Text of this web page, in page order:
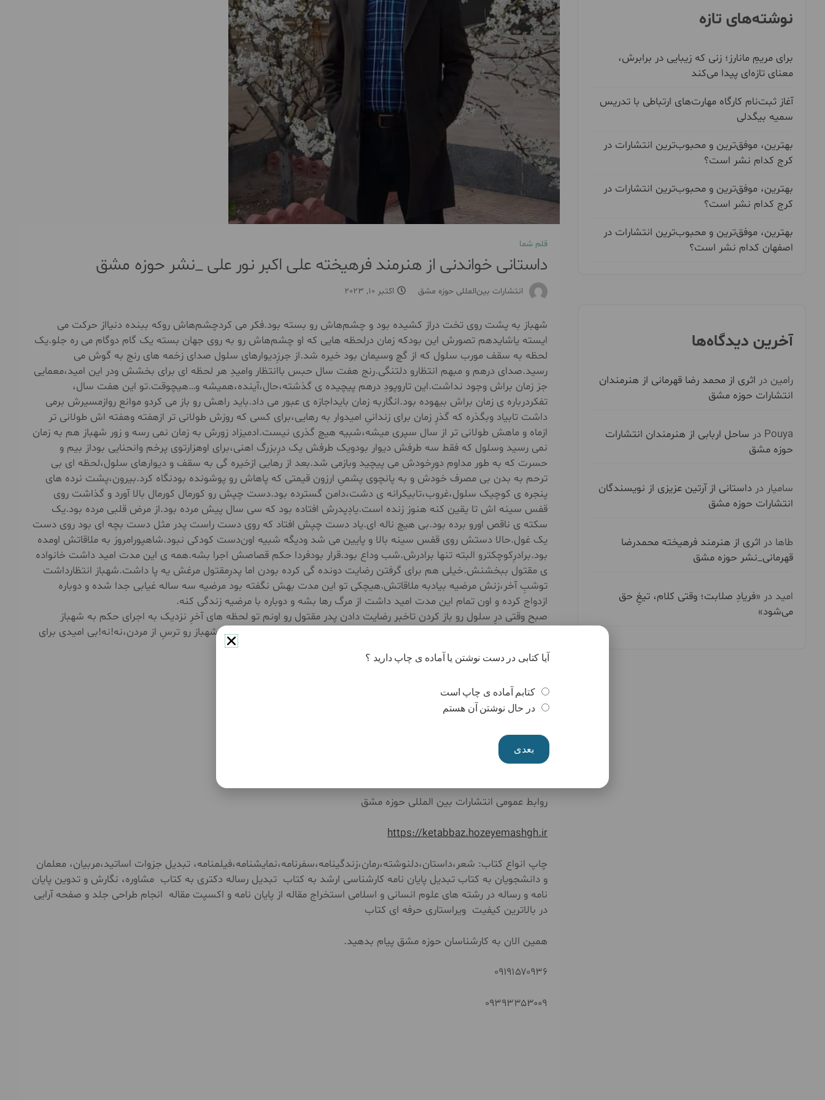
قلم شما
داستانی خواندنی از هنرمند فرهیخته علی اکبر نور علی _نشر حوزه مشق
انتشارات بین‌المللی حوزه مشق اکتبر 10, 2023
شهباز به پشت روی تخت دراز کشیده بود و چشم‌هاش رو بسته بود.فکر می کردچشم‌هاش روکه ببنده دنیااز حرکت می
ایسته یاشایدهم تصورش این بودکه زمان درلحظه هایی که او چشم‌هاش رو به روی جهان بسته یک گام دوگام می ره جلو.یک
لحظه به سقف مورب سلول که از گچ وسیمان بود خیره شد.از جرزِدیوارهای سلول صدای زخمه های رنج به گوش می
رسید.صدای درهم و مبهم انتظارو دلتنگی.رنج هفت سال حبس باانتظار وامیدِ هر لحظه ای برای بخشش ودر این امید،معمایی
جز زمان براش وجود نداشت.این تاروپودِ درهم پیچیده ی گذشته،حال،آینده،همیشه و…هیچوقت.تو این هفت سال،
تفکردرباره ی زمان براش بیهوده بود.انگاربه زمان بایداجازه ی عبور می داد.باید راهش رو باز می کردو موانع روازمسیرش برمی
داشت تابیاد وبگذره که گذرِ زمان برای زندانیِ امیدوار به رهایی،برای کسی که روزش طولانی تر ازهفته وهفته اش طولانی تر
ازماه و ماهش طولانی تر از سال سپری میشه،شبیه هیچ گذری نیست.ادمیزاد زورش به زمان نمی رسه و زور شهباز هم به زمان
نمی رسید وسلول که فقط سه طرفش دیوار بودویک طرفش یک درِبزرگ اهنی،برای اوهزارتوی پرخم وانحنایی بوداز بیم و
حسرت که به طور مداوم دورِخودش می پیچید وبازمی شد.بعد از رهایی ازخیره گی به سقف و دیوارهای سلول،لحظه ای بی
ترحم به بدن بی مصرف خودش و به پانچوی پشمیِ ارزون قیمتی که پاهاش رو پوشونده بودنگاه کرد.بیرون،پشت نرده های
پنجره ی کوچیک سلول،غروب،تابیکرانه ی دشت،دامن گسترده بود.دست چپش رو کورمال کورمال بالا آورد و گذاشت روی
قفس سینه اش تا یقین کنه هنوز زنده است.یادِپدرش افتاده بود که سی سال پیش مرده بود.از مرض قلبی مرده بود.یک
سکته ی ناقص اورو برده بود.بی هیچ ناله ای.یاد دست چپش افتاد که روی دست راست پدر مثل دست بچه ای بود روی دست
یک غول.حالا دستش روی قفس سینه بالا و پایین می شد ودیگه شبیه اون‌دست کودکی نبود.شاهپورامروز به ملاقاتش اومده
بود.برادرِکوچکترو البته تنها برادرش.شب وداع بود.قرار بودفردا حکم قصاصش اجرا بشه.همه ی این مدت امید داشت خانواده
ی مقتول ببخشنش.خیلی هم برای گرفتن رضایت دونده گی کرده بودن اما پدرِمقتول مرغش یه پا داشت.شهباز انتظارداشت
توشبِ آخر،زنش مرضیه بیادبه ملاقاتش.هیچکی تو این مدت بهش نگفته بود مرضیه سه ساله غیابی جدا شده و دوباره
ازدواج کرده و اون تمام این مدت امید داشت از مرگ رها بشه و دوباره با مرضیه زندگی کنه.
صبح وقتی درِ سلول رو باز کردن تاخبر رضایت دادن پدر مقتول رو اونم تو لحظه های آخرِ نزدیک به اجرای حکم به شهباز
بدن،اون تو سلولش تموم کرده بود.مثل پدرش.با یک سکته ی ناقص.بدون ناله.شهباز رو ترسِ از مردن،نه!نه!بی امیدی برای
روابط عمومی انتشارات بین المللی حوزه مشق
https://ketabbaz.hozeyemashgh.ir
چاپ انواع کتاب: شعر،داستان،دلنوشته،رمان،زندگینامه،سفرنامه،نمايشنامه،فیلمنامه، تبدیل جزوات اساتید،مربیان، معلمان
و دانشجویان به کتاب تبدیل پایان نامه کارشناسی ارشد به کتاب تبدیل رساله دکتری به کتاب مشاوره، نگارش و تدوین پایان
نامه و رساله در رشته های علوم انسانی و اسلامی استخراج مقاله از پایان نامه و اکسپت مقاله انجام طراحی جلد و صفحه آرایی
در بالاترین کیفیت ویراستاری حرفه ای کتاب
همین الان به کارشناسان حوزه مشق پیام بدهید.
۰۹۱۹۱۵۷۰۹۳۶
۰۹۳۹۳۳۵۳۰۰۹
نوشته‌های تازه
برای مریمِ مانارز؛ زنی که زیبایی در برابرش،
معنای تازه‌ای پیدا می‌کند
آغاز ثبت‌نام کارگاه مهارت‌های ارتباطی با تدریس
سمیه بیگدلی
بهترین، موفق‌ترین و محبوب‌ترین انتشارات در
کرج کدام نشر است؟
بهترین، موفق‌ترین و محبوب‌ترین انتشارات در
کرج کدام نشر است؟
بهترین، موفق‌ترین و محبوب‌ترین انتشارات در
اصفهان کدام نشر است؟
آخرین دیدگاه‌ها
رامین در اثری از محمد رضا قهرمانی از هنرمندان
انتشارات حوزه مشق
Pouya در ساحل اربابی از هنرمندان انتشارات
حوزه مشق
سامیار در داستانی از آرتین عزیزی از نویسندگان
انتشارات حوزه مشق
طاها در اثری از هنرمند فرهیخته محمدرضا
قهرمانی_نشر حوزه مشق
امید در «فریادِ صلابت؛ وقتی کلام، تیغِ حق
می‌شود»
آیا کتابی در دست نوشتن یا آماده ی چاپ دارید ؟
کتابم آماده ی چاپ است
در حال نوشتن آن هستم
بعدی